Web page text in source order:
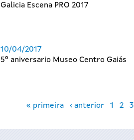
Galicia Escena PRO 2017
10/04/2017
5º aniversario Museo Centro Gaiás
« primeira ‹ anterior 1 2 3